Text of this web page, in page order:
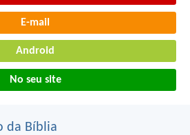
E-mail
Android
No seu site
da Bíblia